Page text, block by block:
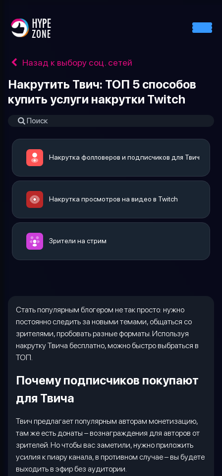
Назад к выбору соц. сетей
Накрутить Твич: ТОП 5 способов
купить услуги накрутки Twitch
Накрутка фолловеров и подписчиков для Твич
Накрутка просмотров на видео в Twitch
Зрители на стрим
Стать популярным блогером не так просто: нужно
постоянно следить за новыми темами, общаться со
зрителями, пробовать разные форматы. Используя
накрутку Твича бесплатно, можно быстро выбраться в
ТОП.
Почему подписчиков покупают
для Твича
Твич предлагает популярным авторам монетизацию,
там же есть донаты – вознаграждения для авторов от
зрителей. Но чтобы вас заметили, нужно приложить
усилия к пиару канала, в противном случае – вы будете
выходить в эфир без аудитории.